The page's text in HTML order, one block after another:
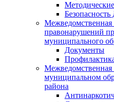
Безопасность
Межведомственная
правонарушений
муниципального
Документы
Межведомственная
муниципальном
района